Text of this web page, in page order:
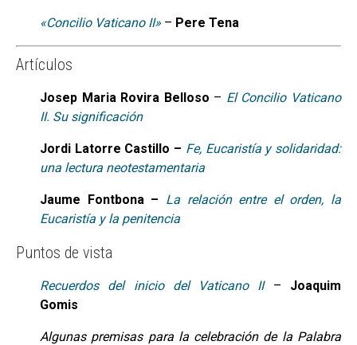
«Concilio Vaticano II» – Pere Tena
Artículos
Josep Maria Rovira Belloso – El Concilio Vaticano
II. Su significación
Jordi Latorre Castillo – Fe, Eucaristía y solidaridad:
una lectura neotestamentaria
Jaume Fontbona – La relación entre el orden, la
Eucaristía y la penitencia
Puntos de vista
Recuerdos del inicio del Vaticano II – Joaquim
Gomis
Algunas premisas para la celebración de la Palabra